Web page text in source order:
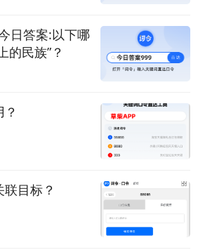
日答案:以下哪
的民族”？
目标？